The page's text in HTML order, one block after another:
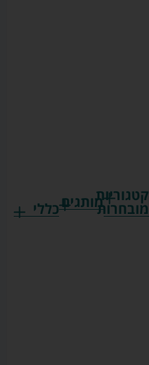
קטגוריות
מובחרותמותגים
גרקו
כללי